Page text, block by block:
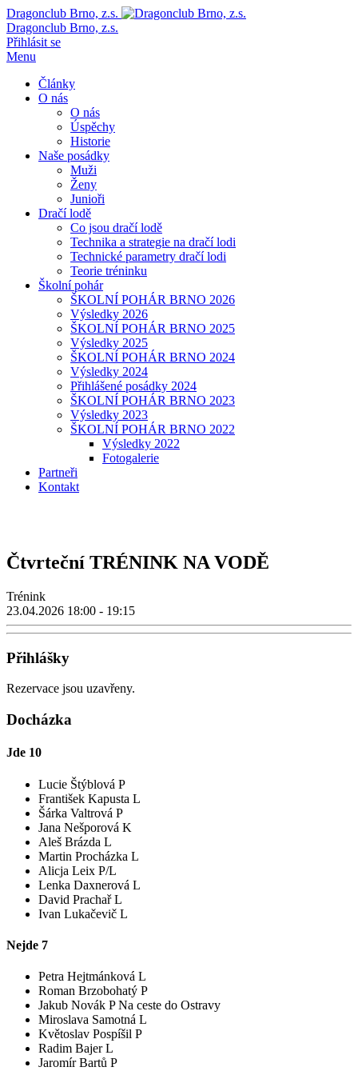
Dragonclub Brno, z.s.
Dragonclub Brno, z.s.
Přihlásit se
Menu
Články
O nás
O nás
Úspěchy
Historie
Naše posádky
Muži
Ženy
Junioři
Dračí lodě
Co jsou dračí lodě
Technika a strategie na dračí lodi
Technické parametry dračí lodi
Teorie tréninku
Školní pohár
ŠKOLNÍ POHÁR BRNO 2026
Výsledky 2026
ŠKOLNÍ POHÁR BRNO 2025
Výsledky 2025
ŠKOLNÍ POHÁR BRNO 2024
Výsledky 2024
Přihlášené posádky 2024
ŠKOLNÍ POHÁR BRNO 2023
Výsledky 2023
ŠKOLNÍ POHÁR BRNO 2022
Výsledky 2022
Fotogalerie
Partneři
Kontakt
Čtvrteční TRÉNINK NA VODĚ
Trénink
23.04.2026 18:00 - 19:15
Přihlášky
Rezervace jsou uzavřeny.
Docházka
Jde 10
Lucie Štýblová P
František Kapusta L
Šárka Valtrová P
Jana Nešporová K
Aleš Brázda L
Martin Procházka L
Alicja Leix P/L
Lenka Daxnerová L
David Prachař L
Ivan Lukačevič L
Nejde 7
Petra Hejtmánková L
Roman Brzobohatý P
Jakub Novák PNa ceste do Ostravy
Miroslava Samotná L
Květoslav Pospíšil P
Radim Bajer L
Jaromír Bartů P